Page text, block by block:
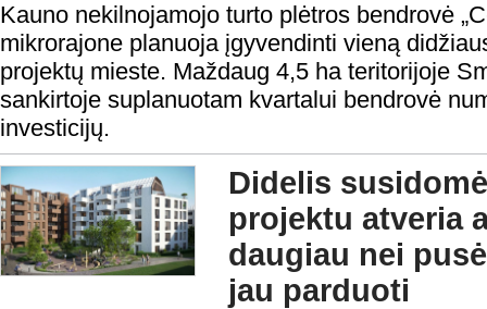
Kauno nekilnojamojo turto plėtros bendrovė
mikrorajone planuoja įgyvendinti vieną
projektų mieste. Maždaug 4,5 ha teritorijoje
sankirtoje suplanuotam kvartalui bendrovė
investicijų.
Didelis
projektu atveria
daugiau nei
jau parduoti